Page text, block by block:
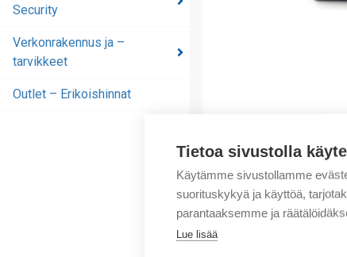
Tietoa sivustolla
Käytämme sivustollamme
suorituskykyä ja käyttöä,
parantaaksemme ja
Lue lisää
Security
Verkonrakennus ja –
tarvikkeet
Outlet – Erikoishinnat